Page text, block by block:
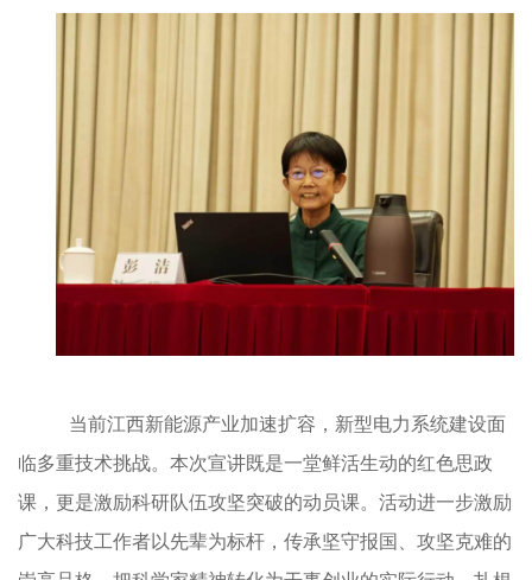
当前江西新能源产业加速扩容，新型电力系统建设面
临多重技术挑战。本次宣讲既是一堂鲜活生动的红色思政
课，更是激励科研队伍攻坚突破的动员课。活动进一步激励
广大科技工作者以先辈为标杆，传承坚守报国、攻坚克难的